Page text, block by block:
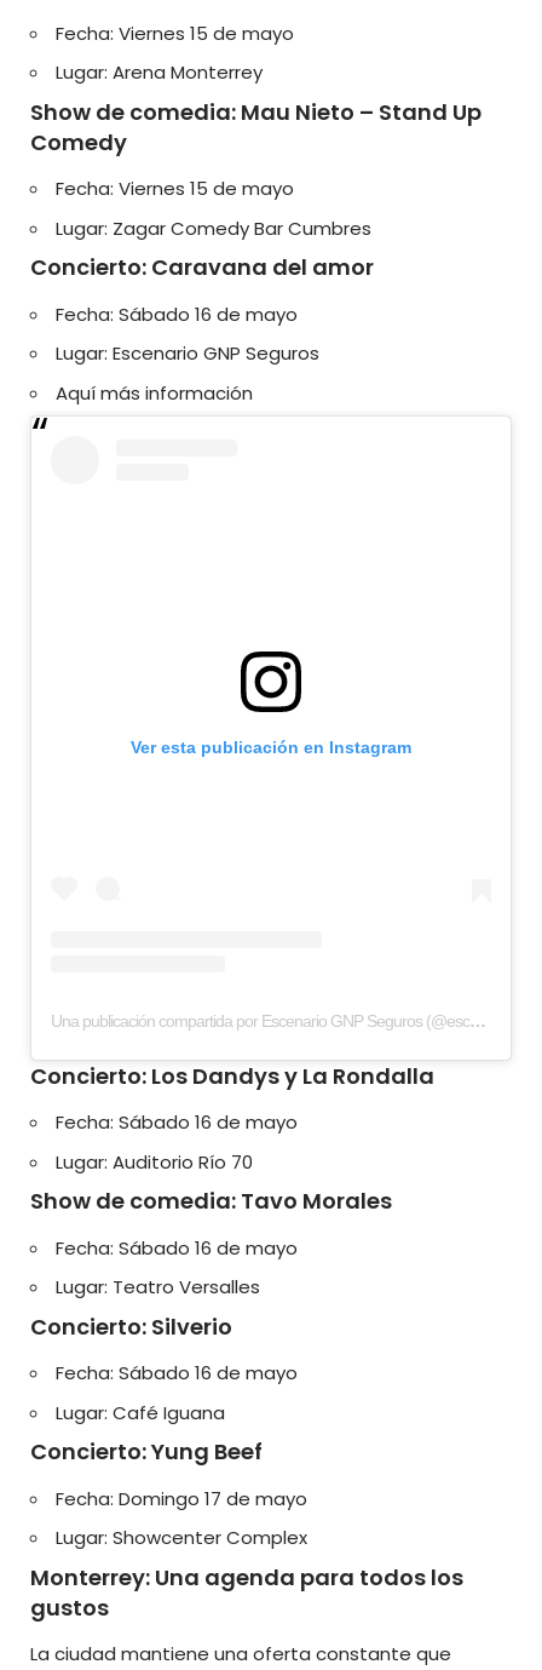
Fecha: Viernes 15 de mayo
Lugar: Arena Monterrey
Show de comedia: Mau Nieto – Stand Up
Comedy
Fecha: Viernes 15 de mayo
Lugar: Zagar Comedy Bar Cumbres
Concierto: Caravana del amor
Fecha: Sábado 16 de mayo
Lugar: Escenario GNP Seguros
Aquí más información
Ver esta publicación en Instagram
Una publicación compartida por Escenario GNP Seguros (@escenariognpseguros)
Concierto: Los Dandys y La Rondalla
Fecha: Sábado 16 de mayo
Lugar: Auditorio Río 70
Show de comedia: Tavo Morales
Fecha: Sábado 16 de mayo
Lugar: Teatro Versalles
Concierto: Silverio
Fecha: Sábado 16 de mayo
Lugar: Café Iguana
Concierto: Yung Beef
Fecha: Domingo 17 de mayo
Lugar: Showcenter Complex
Monterrey: Una agenda para todos los
gustos
La ciudad mantiene una oferta constante que